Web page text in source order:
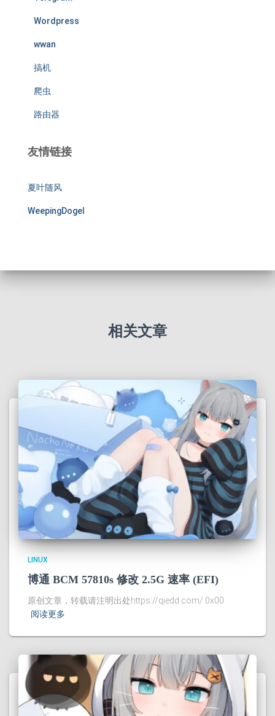
Wordpress
wwan
搞机
爬虫
路由器
友情链接
夏叶随风
WeepingDogel
相关文章
LINUX
博通 BCM 57810s 修改 2.5G 速率 (EFI)
原创文章，转载请注明出处https://qiedd.com/ 0x00
阅读更多